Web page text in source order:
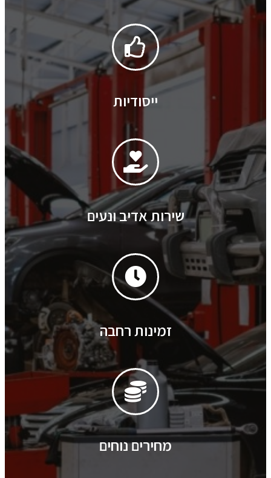
ייסודיות
שירות אדיב ונעים
זמינות רחבה
מחירים נוחים